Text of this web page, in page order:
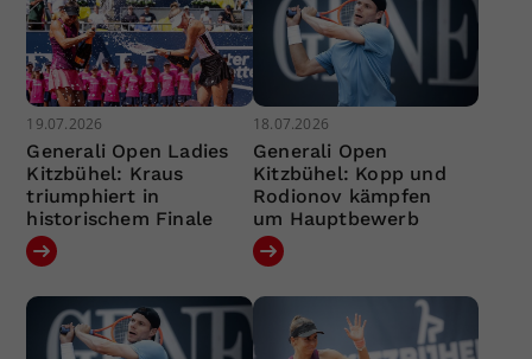
19.07.2026
Generali Open Ladies
Kitzbühel: Kraus
triumphiert in
historischem Finale
18.07.2026
Generali Open
Kitzbühel: Kopp und
Rodionov kämpfen
um Hauptbewerb